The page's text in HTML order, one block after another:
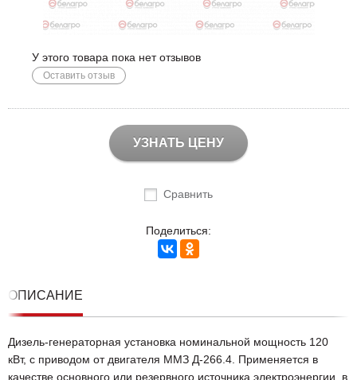
У этого товара пока нет отзывов
Оставить отзыв
УЗНАТЬ ЦЕНУ
Сравнить
Поделиться:
ОПИСАНИЕ
Дизель-генераторная установка номинальной мощность 120
кВт, с приводом от двигателя ММЗ Д-266.4. Применяется в
качестве основного или резервного источника электроэнергии в